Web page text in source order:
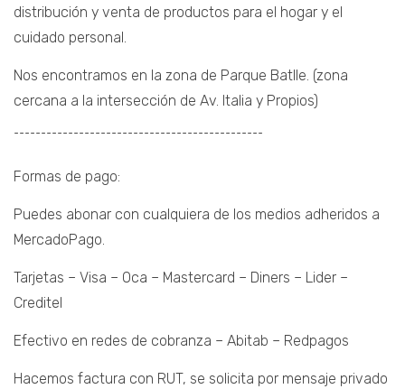
distribución y venta de productos para el hogar y el
cuidado personal.
Nos encontramos en la zona de Parque Batlle. (zona
cercana a la intersección de Av. Italia y Propios)
¯¯¯¯¯¯¯¯¯¯¯¯¯¯¯¯¯¯¯¯¯¯¯¯¯¯¯¯¯¯¯¯¯¯¯¯¯¯¯¯¯¯¯¯¯¯
Formas de pago:
Puedes abonar con cualquiera de los medios adheridos a
MercadoPago.
Tarjetas – Visa – Oca – Mastercard – Diners – Lider –
Creditel
Efectivo en redes de cobranza – Abitab – Redpagos
Hacemos factura con RUT, se solicita por mensaje privado